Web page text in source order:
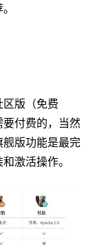
版（免费
付费的，当然
版功能是最完
激活操作。